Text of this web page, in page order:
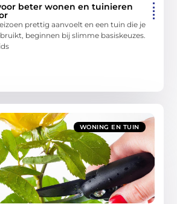
beter wonen en tuinieren
prettig aanvoelt en een tuin die je
beginnen bij slimme basiskeuzes.
WONING EN TUIN